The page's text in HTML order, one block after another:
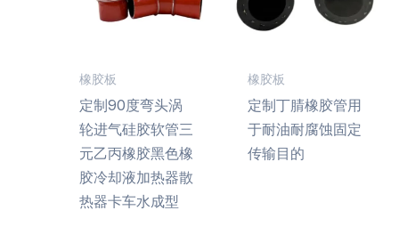
橡胶板
定制90度弯头涡
轮进气硅胶软管三
元乙丙橡胶黑色橡
胶冷却液加热器散
热器卡车水成型
橡胶板
定制丁腈橡胶管用
于耐油耐腐蚀固定
传输目的